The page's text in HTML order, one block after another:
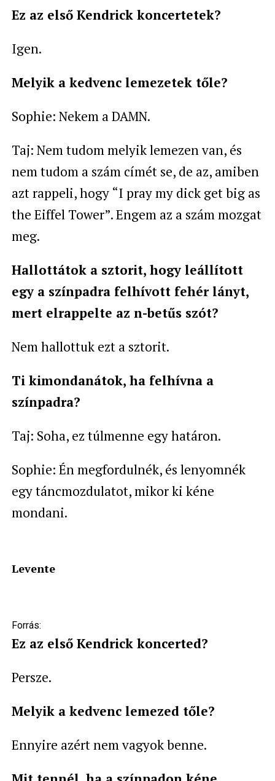
Ez az első Kendrick koncertetek?
Igen.
Melyik a kedvenc lemezetek tőle?
Sophie: Nekem a DAMN.
Taj: Nem tudom melyik lemezen van, és
nem tudom a szám címét se, de az, amiben
azt rappeli, hogy “I pray my dick get big as
the Eiffel Tower”. Engem az a szám mozgat
meg.
Hallottátok a sztorit, hogy leállított
egy a színpadra felhívott fehér lányt,
mert elrappelte az n-betűs szót?
Nem hallottuk ezt a sztorit.
Ti kimondanátok, ha felhívna a
színpadra?
Taj: Soha, ez túlmenne egy határon.
Sophie: Én megfordulnék, és lenyomnék
egy táncmozdulatot, mikor ki kéne
mondani.
Levente
Forrás:
Ez az első Kendrick koncerted?
Persze.
Melyik a kedvenc lemezed tőle?
Ennyire azért nem vagyok benne.